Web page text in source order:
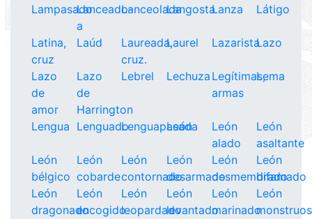
LampasadoLanceado-
a
LanceoladaLangostaLanza Látigo
Latina,
cruz
Laúd
Laureada,
cruz.
Laurel LazaristaLazo
Lazo
de
amor
Lazo
de
Harrington
Lebrel Lechuza Legítimas,
armas
Lema
Lengua LenguadoLenguapasada
León
León
alado
León
asaltante
León
bélgico
León
cobarde
León
contornado
León
desarmado
León
desmembrado
León
difamado
León
dragonado
León
encogido
León
leopardado
León
levantado
León
marinado
León